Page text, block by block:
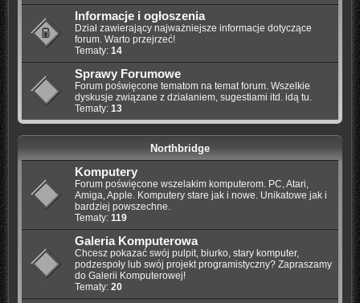
Informacje i ogłoszenia
Dział zawierający najważniejsze informacje dotyczące
forum. Warto przejrzeć!
Tematy: 14
Sprawy Forumowe
Forum poświęcone tematom na temat forum. Wszelkie
dyskusje związane z działaniem, sugestiami itd. idą tu.
Tematy: 13
Northbridge
Komputery
Forum poświęcone wszelakim komputerom. PC, Atari,
Amiga, Apple. Komputery stare jak i nowe. Unikatowe jak i
bardziej powszechne.
Tematy: 119
Galeria Komputerowa
Chcesz pokazać swój pulpit, biurko, stary komputer,
podzespoły lub swój projekt programistyczny? Zapraszamy
do Galerii Komputerowej!
Tematy: 20